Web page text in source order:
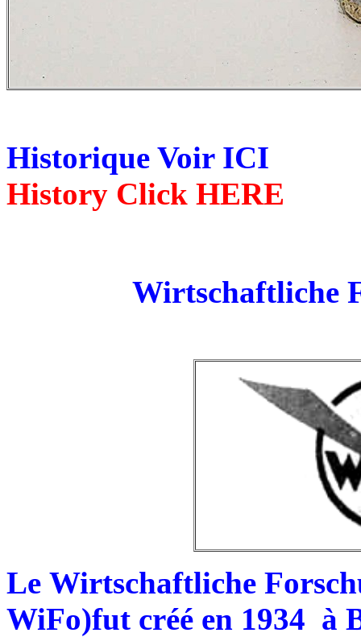
Historique Voir ICI
History Click HERE
Wirtschaftliche
Le Wirtschaftliche
WiFo)fut créé en 1934 à